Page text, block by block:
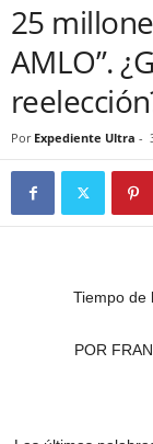
25
AMLO”.
Por Expediente Ultra -
Tiempo de
POR